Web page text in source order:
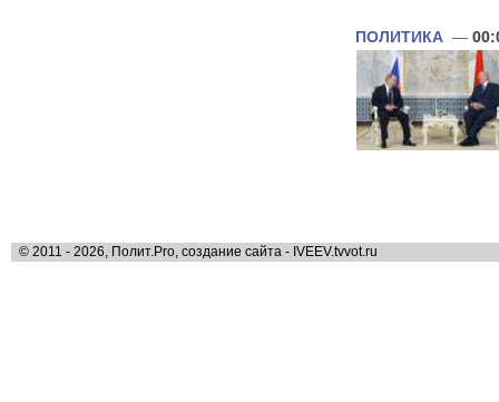
ПОЛИТИКА —
© 2011 - 2026, Полит.Pro, создание сайта - IVEEV.tvvot.ru